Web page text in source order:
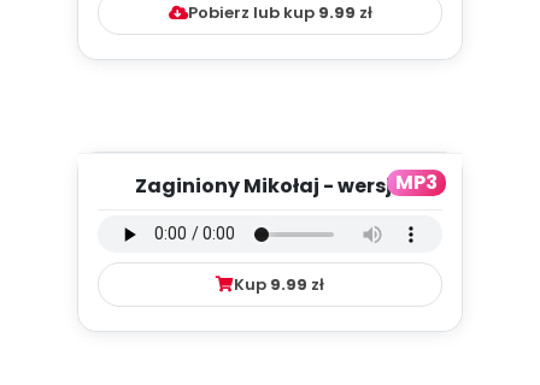
Pobierz lub kup 9.99 zł
MP3
Zaginiony Mikołaj - wersja
Kup 9.99 zł